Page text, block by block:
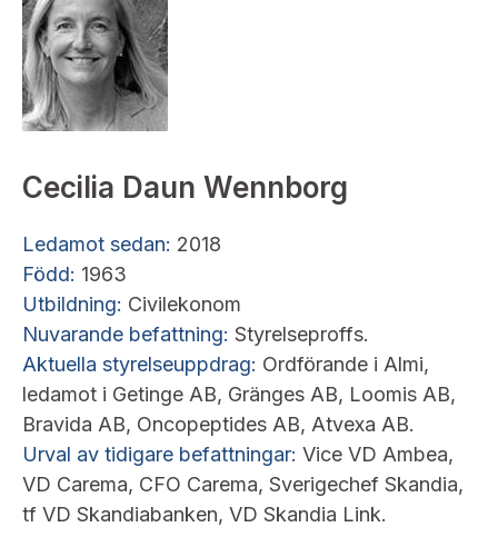
Cecilia Daun Wennborg
Ledamot sedan: 2018
Född: 1963
Utbildning: Civilekonom
Nuvarande befattning: Styrelseproffs.
Aktuella styrelseuppdrag: Ordförande i Almi,
ledamot i Getinge AB, Gränges AB, Loomis AB,
Bravida AB, Oncopeptides AB, Atvexa AB.
Urval av tidigare befattningar: Vice VD Ambea,
VD Carema, CFO Carema, Sverigechef Skandia,
tf VD Skandiabanken, VD Skandia Link.